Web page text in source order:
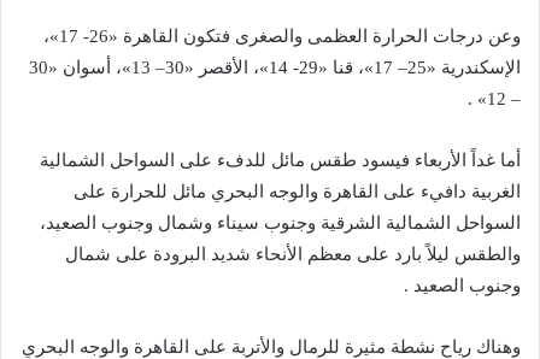
وعن درجات الحرارة العظمى والصغرى فتكون القاهرة «26- 17»،
الإسكندرية «25– 17»، قنا «29- 14»، الأقصر «30– 13»، أسوان «30
– 12» .
أما غداً الأربعاء فيسود طقس مائل للدفء على السواحل الشمالية
الغربية دافيء على القاهرة والوجه البحري مائل للحرارة على
السواحل الشمالية الشرقية وجنوب سيناء وشمال وجنوب الصعيد،
والطقس ليلاً بارد على معظم الأنحاء شديد البرودة على شمال
وجنوب الصعيد .
وهناك رياح نشطة مثيرة للرمال والأتربة على القاهرة والوجه البحري